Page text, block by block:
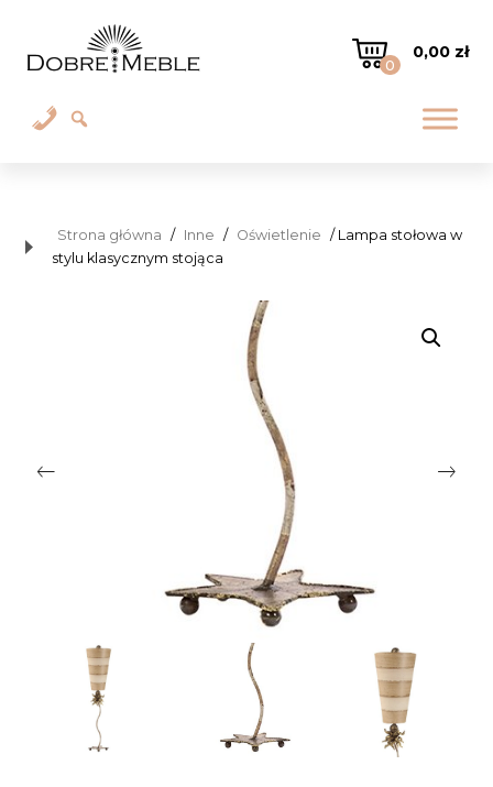
0
0,00 zł
Strona główna / Inne / Oświetlenie / Lampa stołowa w
stylu klasycznym stojąca